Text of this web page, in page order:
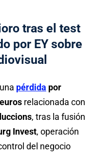
tras el test
por EY sobre
pérdida por
relacionada con
, tras la fusión
Invest, operación
del negocio